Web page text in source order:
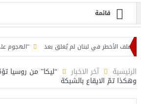
قائمة
في لبنان لم يُغلق بعد
“الهجوم على أحدهم
فرنسا تخرج ببطء من قلب الجحيم… لكن الخطر لاالرئيسية آخر الاخبار “ليكا” من روسيا
وهكذا تمّ الايقاع بالشبكة